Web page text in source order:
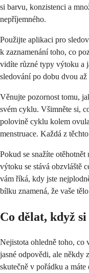
si barvu, konzistenci a
nepříjemného.
Použijte aplikaci pro
k zaznamenání toho, co
vidíte různé typy výtoku a
sledování po dobu dvou
Věnujte pozornost tomu,
svém cyklu. Všimněte si,
polovině cyklu kolem
menstruace. Každá z
Pokud se snažíte
výtoku se stává obzvláště
vám říká, kdy jste
bílku znamená, že vaše
Co dělat, když
Nejistota ohledně toho, co
jasné odpovědi, ale někdy
skutečně v pořádku a